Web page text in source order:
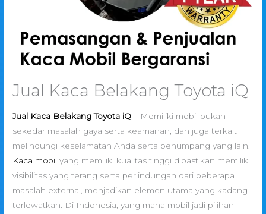
Jual Kaca Belakang Toyota iQ
Jual Kaca Belakang Toyota iQ – Memiliki mobil bukan
sekedar masalah gaya serta keamanan, dan juga terkait
melindungi keselamatan Anda serta penumpang yang lain.
Kaca mobil yang memiliki kualitas tinggi dipastikan memiliki
visibilitas yang terang serta perlindungan dari beberapa
masalah external, menjadikan elemen utama yang kadang
terlewatkan. Di Indonesia, yang mana mobil jadi pilihan